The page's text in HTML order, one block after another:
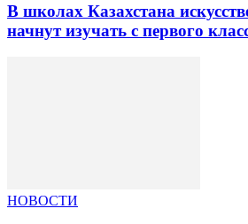
В школах Казахстана
начнут изучать с первого
НОВОСТИ